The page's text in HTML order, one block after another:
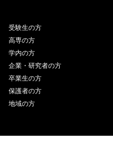
受験生の方
高専の方
学内の方
企業・研究者の方
卒業生の方
保護者の方
地域の方